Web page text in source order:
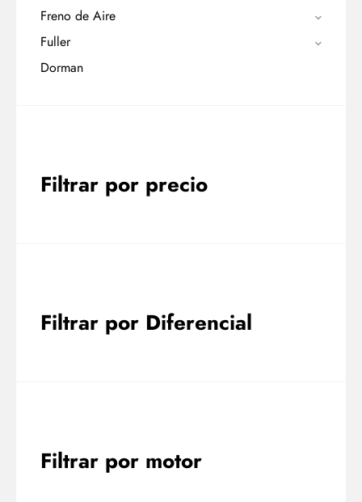
Freno de Aire
Fuller
Dorman
Filtrar por precio
Filtrar por Diferencial
Filtrar por motor